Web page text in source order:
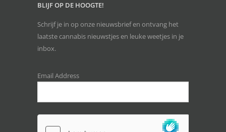
BLIJF OP DE HOOGTE!
Schrijf je in op onze nieuwsbrief en ontvang het
laatste cannabis nieuwstjes en leuke weetjes in je
inbox.
Email Address